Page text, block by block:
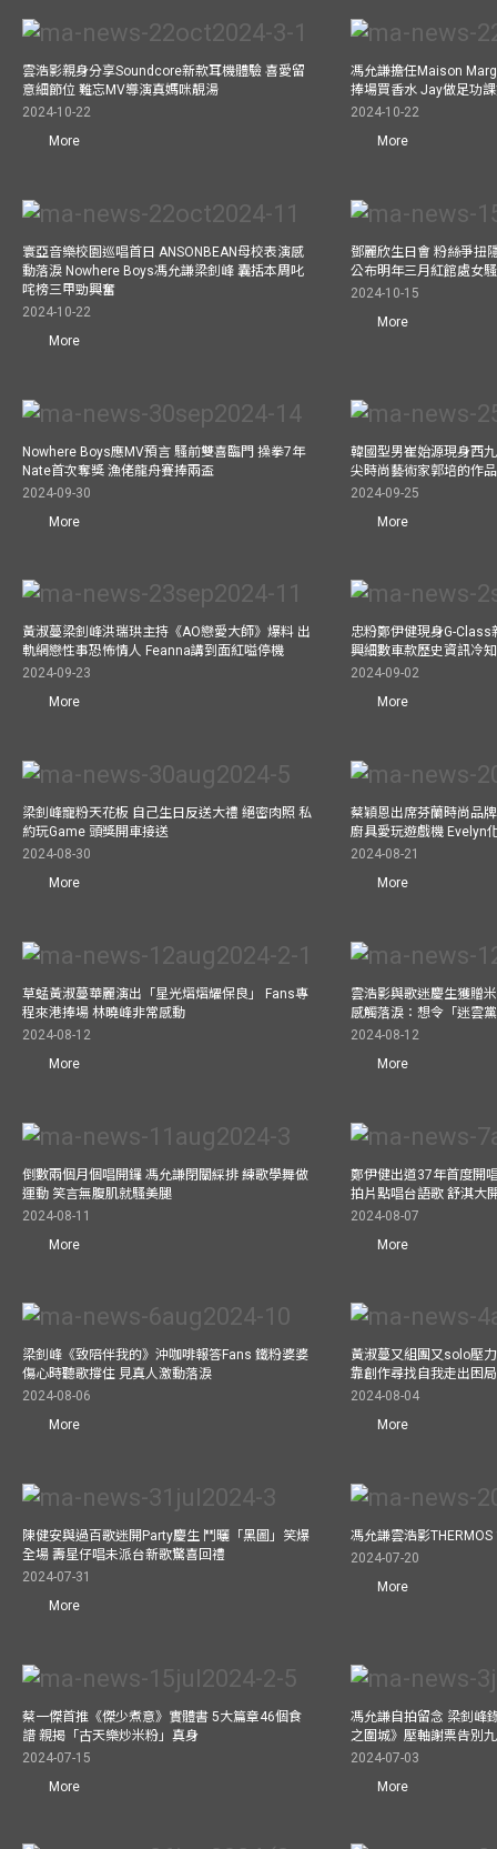
雲浩影親身分享Soundcore新款耳機體驗 喜愛留
意細節位 難忘MV導演真媽咪靚湯
2024-10-22
More
馮允謙擔任Maison
捧場買香水 Jay做足功
2024-10-22
More
寰亞音樂校園巡唱首日 ANSONBEAN母校表演感
動落淚 Nowhere Boys馮允謙梁釗峰 囊括本周叱
咤榜三甲勁興奮
2024-10-22
More
鄧麗欣生日會 粉絲爭扭
公布明年三月紅館處女
2024-10-15
More
Nowhere Boys應MV預言 騷前雙喜臨門 操拳7年
Nate首次奪獎 漁佬龍舟賽捧兩盃
2024-09-30
More
韓國型男崔始源現身西
尖時尚藝術家郭培的作
2024-09-25
More
黃淑蔓梁釗峰洪瑞珙主持《AO戀愛大師》爆料 出
軌網戀性事恐怖情人 Feanna講到面紅嗌停機
2024-09-23
More
忠粉鄭伊健現身G-
興細數車款歷史資訊冷
2024-09-02
More
梁釗峰寵粉天花板 自己生日反送大禮 絕密肉照 私
約玩Game 頭獎開車接送
2024-08-30
More
蔡穎恩出席芬蘭時尚品
廚具愛玩遊戲機 Evelyn
2024-08-21
More
草蜢黃淑蔓華麗演出「星光熠熠耀保良」 Fans專
程來港捧場 林曉峰非常感動
2024-08-12
More
雲浩影與歌迷慶生獲贈
感觸落淚：想令「迷雲
2024-08-12
More
倒數兩個月個唱開鑼 馮允謙閉關綵排 練歌學舞做
運動 笑言無腹肌就騷美腿
2024-08-11
More
鄭伊健出道37年首度開
拍片點唱台語歌 舒淇大
2024-08-07
More
梁釗峰《致陪伴我的》沖咖啡報答Fans 鐵粉婆婆
傷心時聽歌撐住 見真人激動落淚
2024-08-06
More
黃淑蔓又組團又solo壓
靠創作尋找自我走出困局
2024-08-04
More
陳健安與過百歌迷開Party慶生 鬥曬「黑圖」笑爆
全場 壽星仔唱未派台新歌驚喜回禮
2024-07-31
More
馮允謙雲浩影
2024-07-20
More
蔡一傑首推《傑少煮意》實體書 5大篇章46個食
譜 親揭「古天樂炒米粉」真身
2024-07-15
More
馮允謙自拍留念 梁釗峰
之圍城》壓軸謝票告別
2024-07-03
More